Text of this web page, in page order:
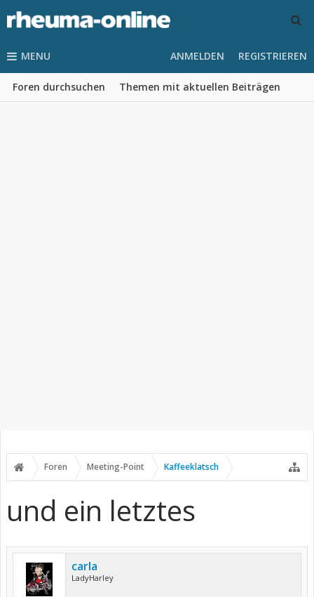
MENU
Foren durchsuchen Themen mit aktuellen Beiträgen
ANMELDEN REGISTRIEREN
Foren Meeting-Point Kaffeeklatsch
und ein letztes
carla
LadyHarley